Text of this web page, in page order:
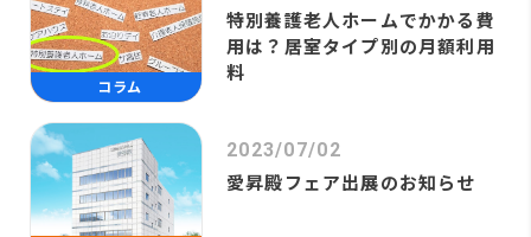
コラム
特別養護老人ホームでかかる費
用は？居室タイプ別の月額利用
料
2023/07/02
愛昇殿フェア出展のお知らせ